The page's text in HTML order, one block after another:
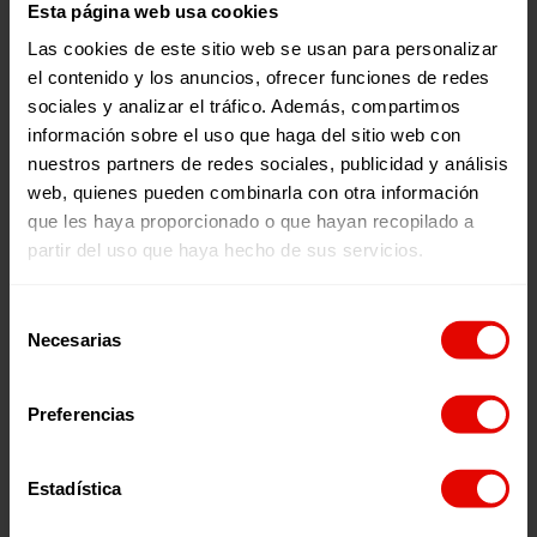
Esta página web usa cookies
Las cookies de este sitio web se usan para personalizar
el contenido y los anuncios, ofrecer funciones de redes
sociales y analizar el tráfico. Además, compartimos
información sobre el uso que haga del sitio web con
nuestros partners de redes sociales, publicidad y análisis
web, quienes pueden combinarla con otra información
que les haya proporcionado o que hayan recopilado a
partir del uso que haya hecho de sus servicios.
Necesarias
Preferencias
Estadística
Noticia
MARTÍN IRIBERRI SJ
RELEVA A LUIS ARANCIBIA
AL FRENTE DEL SECTOR
29 Julio 2026
Noticia
UNA COLMENA PARA
ABRIR CAMINOS: LA
HISTORIA DE MARY EN
¿Quieres recibir información?